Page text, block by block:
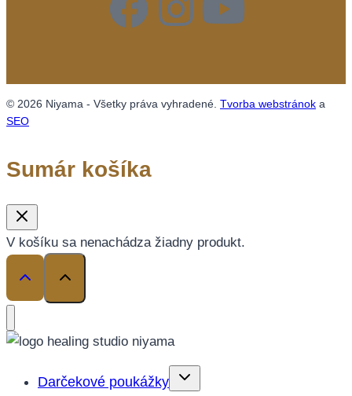
© 2026 Niyama - Všetky práva vyhradené. Tvorba webstránok a
SEO
Sumár košíka
V košíku sa nenachádza žiadny produkt.
Darčekové poukážky